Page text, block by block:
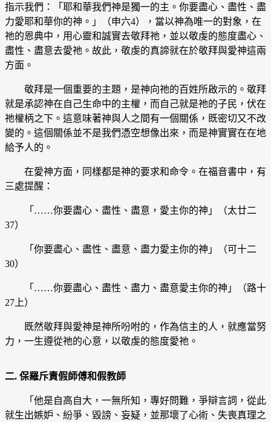
指示我們：「耶和華我們神是獨一的主。你要盡心、盡性、盡
力愛耶和華你的神。」（申六4），當以神為唯一的對象，在
祂的恩典中，用心靈和誠實去敬拜祂，並以敬虔的態度盡心、
盡性、盡意去愛祂。故此，敬虔的真諦就在於敬拜與愛神這兩
方面。
敬拜是一個重要的主題，是神向祂的百姓所啟示的。敬拜
就是承認神在自己生命中的主權，而自己就是祂的子民，伏在
祂權柄之下。這意味著神與人之間有一個關係，既密切又不改
變的。這個關係並不是我們憑空想像出來，而是神實實在在地
給予人的。
在愛神方面，同樣都是神的要求和命令。在福音書中，有
三處提醒：
「……你要盡心、盡性、盡意，愛主你的神」（太廿二
37）
「你要盡心、盡性、盡意、盡力愛主你的神」（可十二
30）
「……你要盡心、盡性、盡力、盡意愛主你的神」（路十
27上）
既然敬拜與愛神是神所吩咐的，作為信主的人，就應當努
力，一生遵從祂的心意，以敬虔的態度愛祂。
二. 保羅斥責假師傅和假教師
「他是自高自大，一無所知，專好問難，爭辯言詞，從此
就生出嫉妒、紛爭、毀謗、妄疑，並那壞了心術、失喪真理之